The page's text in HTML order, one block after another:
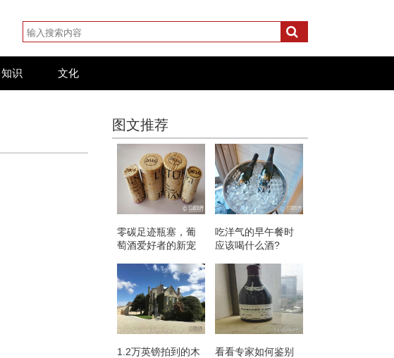
知识 文化
图文推荐
零碳足迹瓶塞，葡
萄酒爱好者的新宠
吃洋气的早午餐时
应该喝什么酒?
1.2万英镑拍到的木
看看专家如何鉴别